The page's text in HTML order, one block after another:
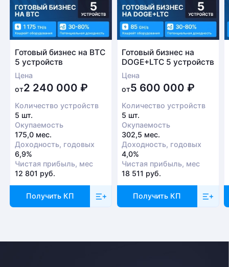
Готовый бизнес на BTC
5 устройств
Цена
от2 240 000 ₽
Количество устройств
5 шт.
Окупаемость
175,0 мес.
Доходность, годовых
6,9%
Чистая прибыль, мес
12 801 руб.
Получить КП
Готовый бизнес на
DOGE+LTC 5 устройств
Цена
от5 600 000₽
Количество устройств
5 шт.
Окупаемость
302,5 мес.
Доходность, годовых
4,0%
Чистая прибыль, мес
18 511 руб.
Получить КП